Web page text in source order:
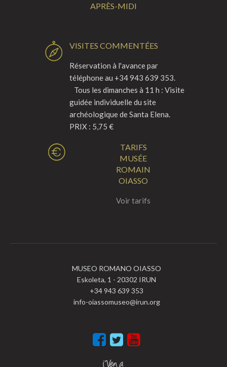
APRÈS-MIDI
VISITES COMMENTÉES
Réservation à l'avance par
téléphone au +34 943 639 353.
Tous les dimanches à 11 h : Visite
guidée individuelle du site
archéologique de Santa Elena.
PRIX : 5,75 €
TARIFS
MUSÉE
ROMAIN
OIASSO
Voir tarifs
MUSEO ROMANO OIASSO
Eskoleta, 1 - 20302 IRUN
+34 943 639 353
info-oiassomuseo@irun.org